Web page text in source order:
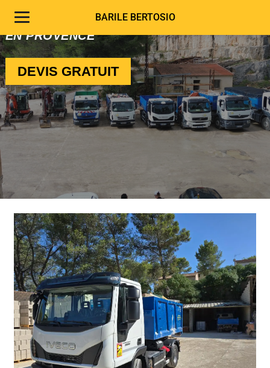
BARILE BERTOSIO
INSTALLATION DE FOSSE SEPTIQUE AIX
EN PROVENCE
DEVIS GRATUIT